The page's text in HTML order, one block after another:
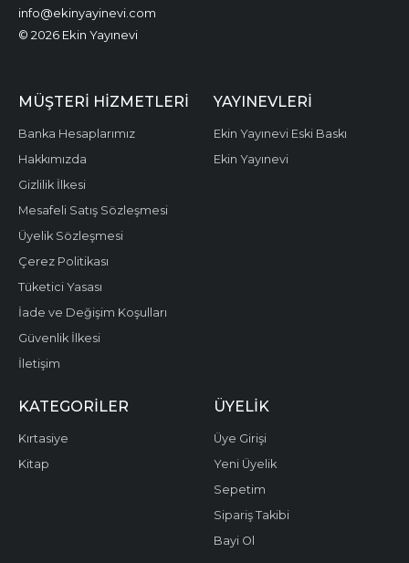
info@ekinyayinevi.com
© 2026 Ekin Yayınevi
MÜŞTERI HIZMETLERI
Banka Hesaplarımız
Hakkımızda
Gizlilik İlkesi
Mesafeli Satış Sözleşmesi
Üyelik Sözleşmesi
Çerez Politikası
Tüketici Yasası
İade ve Değişim Koşulları
Güvenlik İlkesi
İletişim
YAYINEVLERI
Ekin Yayınevi Eski Baskı
Ekin Yayınevi
KATEGORILER
Kırtasiye
Kitap
ÜYELIK
Üye Girişi
Yeni Üyelik
Sepetim
Sipariş Takibi
Bayi Ol